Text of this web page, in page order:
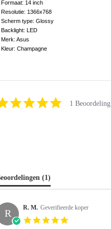
Formaat: 14 inch
Resolutie: 1366x768
Scherm type: Glossy
Backlight: LED
Merk: Asus
Kleur: Champagne
5.01 Beoordeling
Beoordelingen (1)
R R. M. Geverifieerde koper